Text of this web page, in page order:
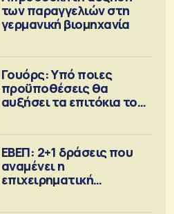
των παραγγελιών στη
γερμανική βιομηχανία
Γουόρς: Υπό ποιες
προϋποθέσεις θα
αυξήσει τα επιτόκια τον
ΕΒΕΠ: 2+1 δράσεις που
αναμένει η
επιχειρηματική